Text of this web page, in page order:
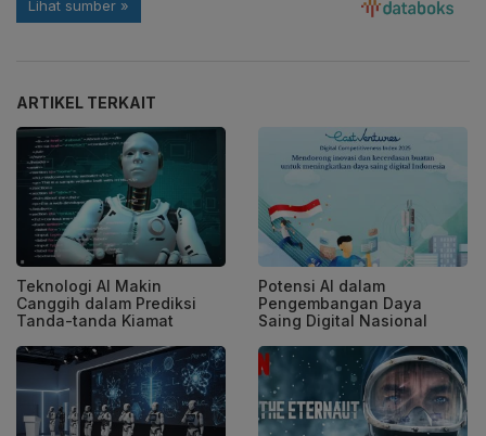
ARTIKEL TERKAIT
Teknologi AI Makin
Canggih dalam Prediksi
Tanda-tanda Kiamat
Potensi AI dalam
Pengembangan Daya
Saing Digital Nasional